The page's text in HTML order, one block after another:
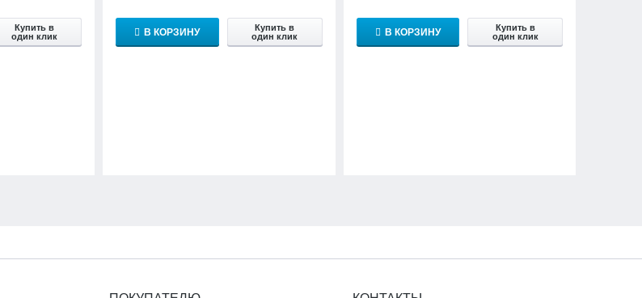
Купить в
один клик
В КОРЗИНУ
Купить в
один клик
В КОРЗИНУ
Купить в
один клик